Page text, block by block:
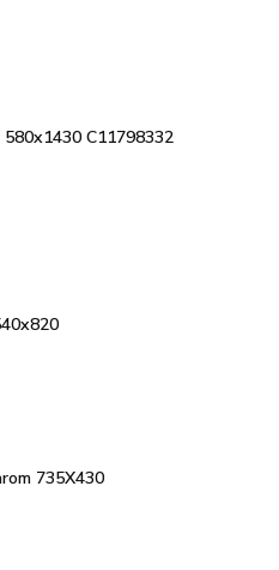
580x1430 C11798332
735X430